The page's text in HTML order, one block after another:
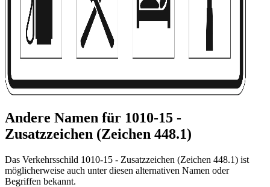
Andere Namen für 1010-15 -
Zusatzzeichen (Zeichen 448.1)
Das Verkehrsschild 1010-15 - Zusatzzeichen (Zeichen 448.1) ist
möglicherweise auch unter diesen alternativen Namen oder
Begriffen bekannt.